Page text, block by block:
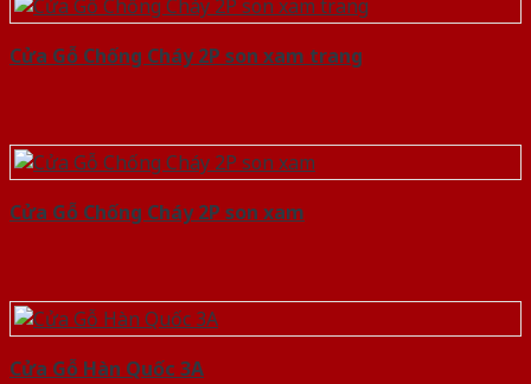
Cửa Gỗ Chống Cháy 2P son xam trang
Cửa Gỗ Chống Cháy 2P son xam
Cửa Gỗ Hàn Quốc 3A